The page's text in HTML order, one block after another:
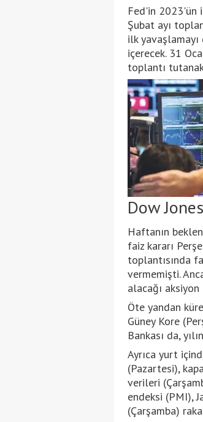
Fed'in 2023'ün
Şubat ayı
ilk
içerecek. 31
toplantı
Dow
Haftanın
faiz kararı
toplantısında
vermemişti.
alacağı
Öte yandan
Güney Kore
Bankası da,
Ayrıca yurt
(Pazartesi),
verileri
endeksi (PMI),
(Çarşamba)